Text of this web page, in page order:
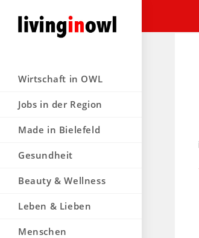
Wirtschaft in OWL
Jobs in der Region
Made in Bielefeld
Gesundheit
Beauty & Wellness
Leben & Lieben
Menschen